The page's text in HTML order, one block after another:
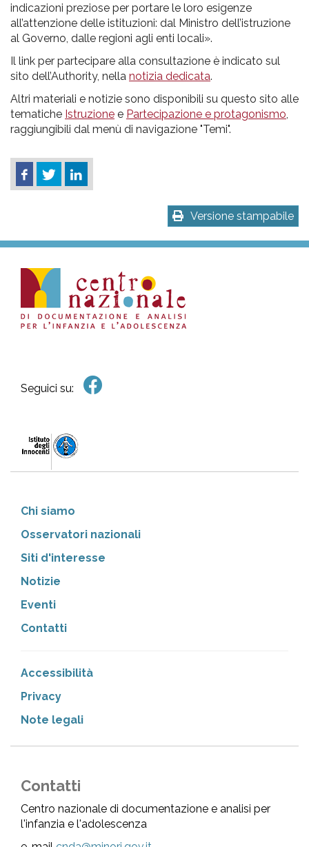
indicazioni preziose per portare le loro esigenze
all’attenzione delle istituzioni: dal Ministro dell’istruzione
al Governo, dalle regioni agli enti locali».
Il link per partecipare alla consultazione è indicato sul
sito dell’Authority, nella notizia dedicata.
Altri materiali e notizie sono disponibili su questo sito alle
tematiche Istruzione e Partecipazione e protagonismo
raggiungibili dal menù di navigazione "Temi".
Versione stampabile
Seguici su:
Chi siamo
Osservatori nazionali
Siti d'interesse
Notizie
Eventi
Contatti
Accessibilità
Privacy
Note legali
Contatti
Centro nazionale di documentazione e analisi per
l'infanzia e l'adolescenza